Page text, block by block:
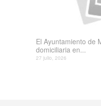
El Ayuntamiento de
domiciliaria en...
27 julio, 2026